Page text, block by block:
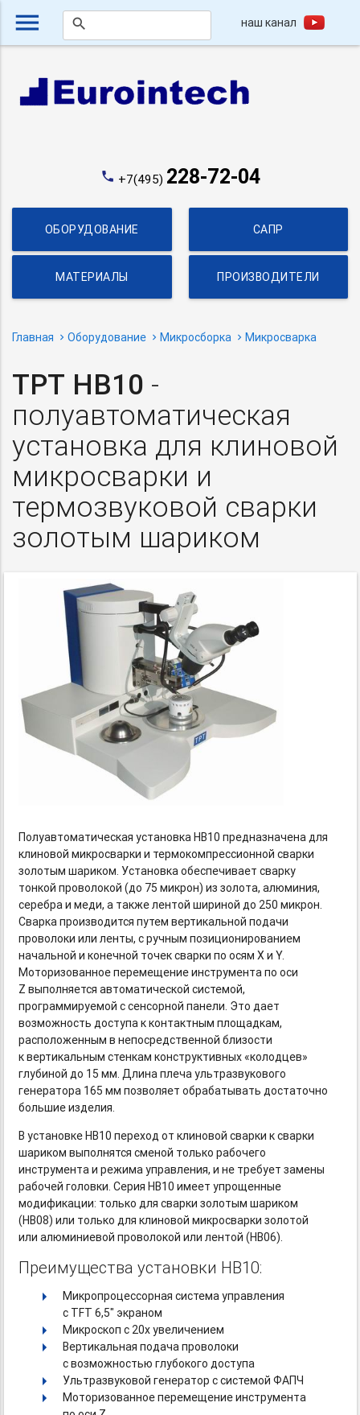
menu search наш канал
phone +7(495) 228-72-04
ОБОРУДОВАНИЕ САПР
МАТЕРИАЛЫ ПРОИЗВОДИТЕЛИ
Главная Оборудование Микросборка Микросварка
TPT HB10 -
полуавтоматическая
установка для клиновой
микросварки и
термозвуковой сварки
золотым шариком
Полуавтоматическая установка HB10 предназначена для
клиновой микросварки и термокомпрессионной сварки
золотым шариком. Установка обеспечивает сварку
тонкой проволокой (до 75 микрон) из золота, алюминия,
серебра и меди, а также лентой шириной до 250 микрон.
Сварка производится путем вертикальной подачи
проволоки или ленты, с ручным позиционированием
начальной и конечной точек сварки по осям X и Y.
Моторизованное перемещение инструмента по оси
Z выполняется автоматической системой,
программируемой с сенсорной панели. Это дает
возможность доступа к контактным площадкам,
расположенным в непосредственной близости
к вертикальным стенкам конструктивных «колодцев»
глубиной до 15 мм. Длина плеча ультразвукового
генератора 165 мм позволяет обрабатывать достаточно
большие изделия.
В установке HB10 переход от клиновой сварки к сварки
шариком выполнятся сменой только рабочего
инструмента и режима управления, и не требует замены
рабочей головки. Серия HB10 имеет упрощенные
модификации: только для сварки золотым шариком
(HB08) или только для клиновой микросварки золотой
или алюминиевой проволокой или лентой (HB06).
Преимущества установки HB10:
Микропроцессорная система управления
с TFT 6,5" экраном
Микроскоп с 20х увеличением
Вертикальная подача проволоки
с возможностью глубокого доступа
Ультразвуковой генератор с системой ФАПЧ
Моторизованное перемещение инструмента